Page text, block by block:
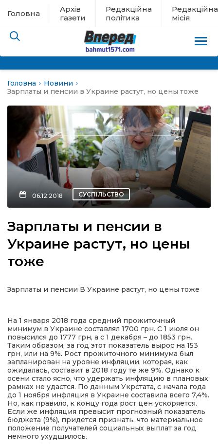
Головна
Архів
газети
Редакційна
політика
Редакційна
місія
евакуації
новини
політика
місія
Головна
Новини
Зарплаты и пенсии в Украине растут, но цены тоже
06.12.2018 СУСПІЛЬСТВО
Зарплаты и пенсии в
Украине растут, но цены
тоже
Зарплаты и пенсии В Украине растут, но цены тоже
На 1 января 2018 года средний прожиточный
минимум в Украине составлял 1700 грн. С 1 июля он
повысился до 1777 грн, а с 1 декабря – до 1853 грн.
Таким образом, за год этот показатель вырос на 153
грн, или на 9%. Рост прожиточного минимума был
запланирован на уровне инфляции, которая, как
ожидалась, составит в 2018 году те же 9%. Однако к
осени стало ясно, что удержать инфляцию в плановых
рамках не удастся. По данным Укрстата, с начала года
до 1 ноября инфляция в Украине составила всего 7,4%.
Но, как правило, к концу года рост цен ускоряется.
Если же инфляция превысит прогнозный показатель
бюджета (9%), придется признать, что материальное
положение получателей социальных выплат за год
немного ухудшилось.